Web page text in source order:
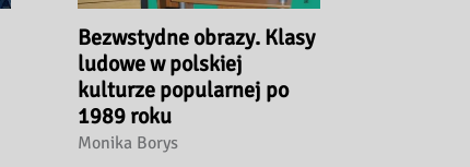
Bezwstydne obrazy. Klasy
ludowe w polskiej
kulturze popularnej po
1989 roku
Monika Borys